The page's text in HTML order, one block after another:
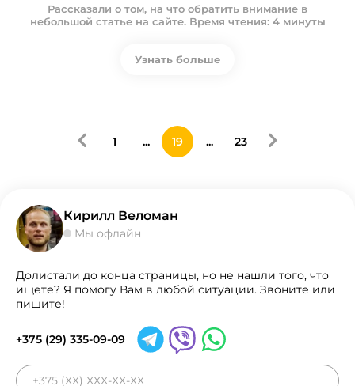
Рассказали о том, на что обратить внимание в
небольшой статье на сайте. Время чтения: 4 минуты
Узнать больше
1 ... 19 ... 23
Кирилл Веломан
Мы офлайн
Долистали до конца страницы, но не нашли того, что
ищете? Я помогу Вам в любой ситуации. Звоните или
пишите!
+375 (29) 335-09-09